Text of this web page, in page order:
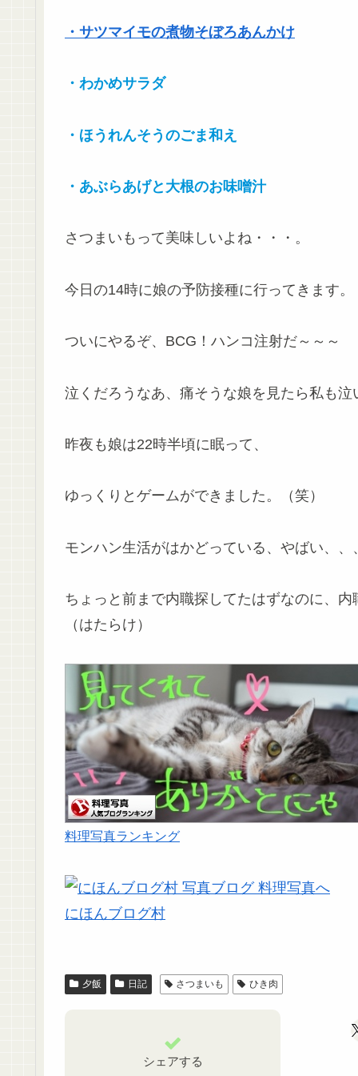
・サツマイモの煮物そぼろあんかけ
・わかめサラダ
・ほうれんそうのごま和え
・あぶらあげと大根のお味噌汁
さつまいもって美味しいよね・・・。
今日の14時に娘の予防接種に行ってきます。
ついにやるぞ、BCG！ハンコ注射だ～～～
泣くだろうなあ、痛そうな娘を見たら私も
昨夜も娘は22時半頃に眠って、
ゆっくりとゲームができました。（笑）
モンハン生活がはかどっている、やばい、、
ちょっと前まで内職探してたはずなのに、
（はたらけ）
料理写真ランキング
にほんブログ村
夕飯 日記 さつまいも ひき肉
シェアする